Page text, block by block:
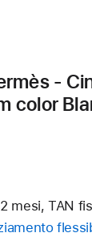
-
color
mesi, TAN